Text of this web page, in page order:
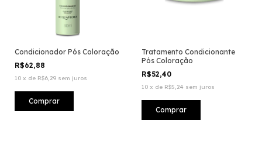
Condicionador Pós Coloração
R$62,88
10 x de R$6,29 sem juros
Tratamento Condicionante
Pós Coloração
R$52,40
10 x de R$5,24 sem juros